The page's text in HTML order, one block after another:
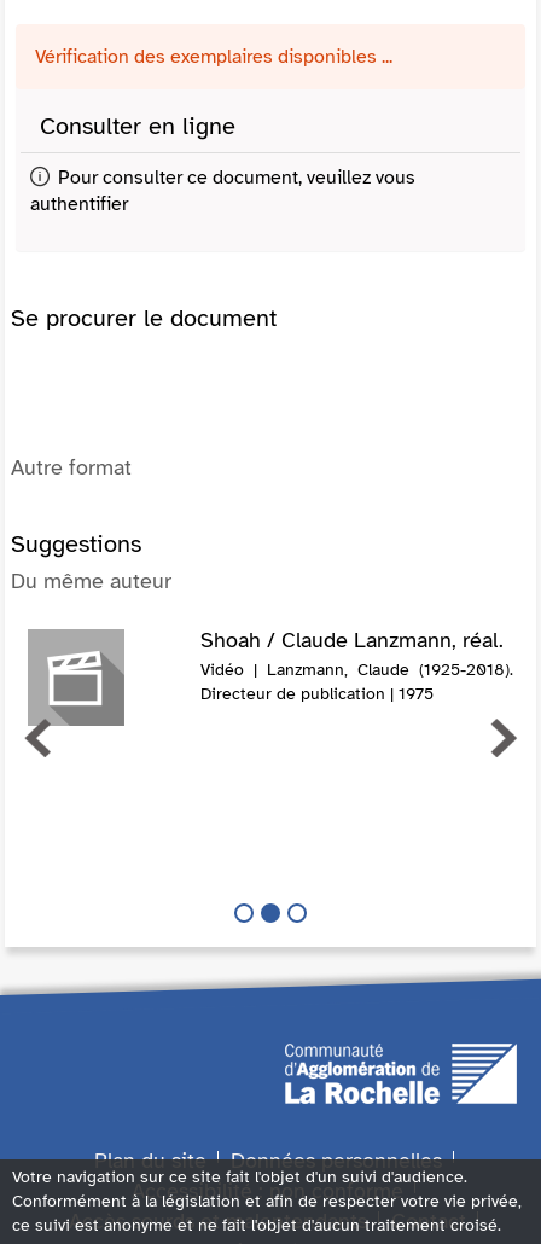
Vérification des exemplaires disponibles ...
Consulter en ligne
Pour consulter ce document, veuillez vous
authentifier
Se procurer le document
Autre format
Suggestions
Du même auteur
Shoah / Claude Lanzmann, réal.
Vidéo | Lanzmann, Claude (1925-2018).
Directeur de publication | 1975
Plan du site
Données personnelles
Accessibilité : non conforme
Accès sourds et malentendants
Contact
Votre navigation sur ce site fait l'objet d'un suivi d'audience.
Conformément à la législation et afin de respecter votre vie privée,
ce suivi est anonyme et ne fait l'objet d'aucun traitement croisé.